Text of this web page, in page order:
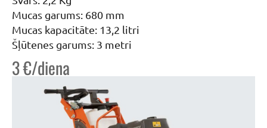
Mucas garums: 680 mm
Mucas kapacitāte: 13,2 litri
Šļūtenes garums: 3 metri
3 €/diena